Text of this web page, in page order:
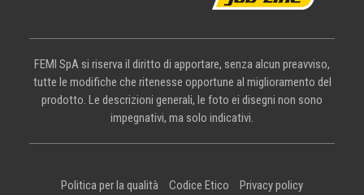
FEMI SpA si riserva il diritto di apportare, senza alcun preavviso,
tutte le modifiche che ritenesse opportune al miglioramento del
prodotto. Le descrizioni generali, le foto ei disegni non sono
impegnativi, ma solo indicativi.
Politica per la qualità Codice Etico
Privacy policy